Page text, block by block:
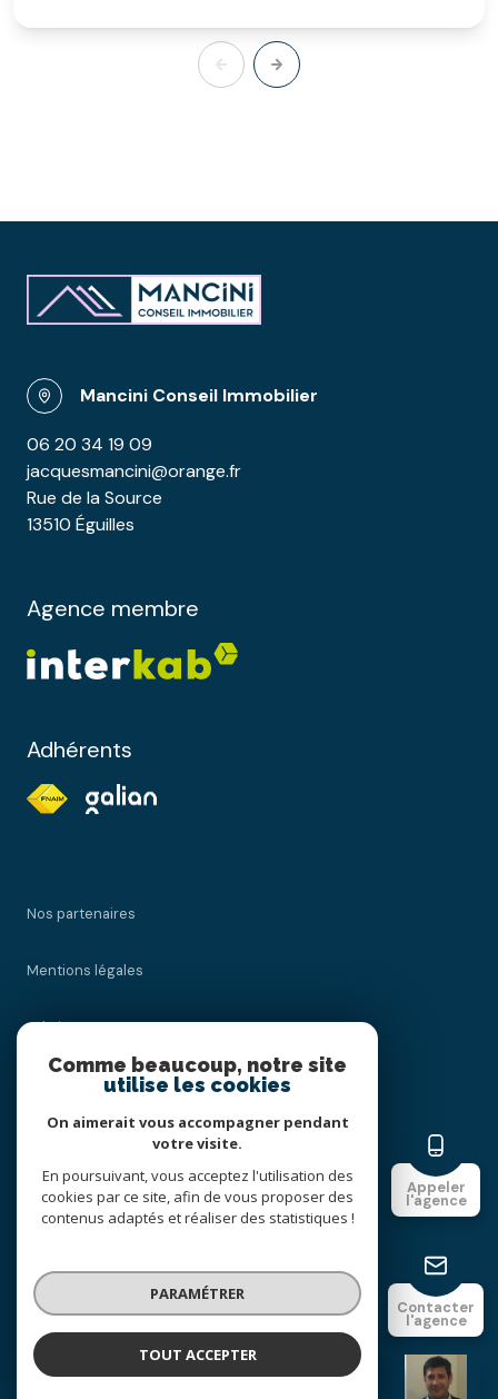
Mancini Conseil Immobilier
Appeler
l'agence
Contacter
l'agence
Mancini Conseil Immobilier
06 20 34 19 09
jacquesmancini@orange.fr
Rue de la Source
13510 Éguilles
Agence membre
Adhérents
Nos partenaires
Mentions légales
Admin
Nos honoraires
Cookies
© 2026 | Tous droits réservés
Réalisé par
Comme beaucoup, notre site
utilise les cookies
On aimerait vous accompagner pendant
votre visite.
En poursuivant, vous acceptez l'utilisation des
cookies par ce site, afin de vous proposer des
contenus adaptés et réaliser des statistiques !
PARAMÉTRER
TOUT ACCEPTER